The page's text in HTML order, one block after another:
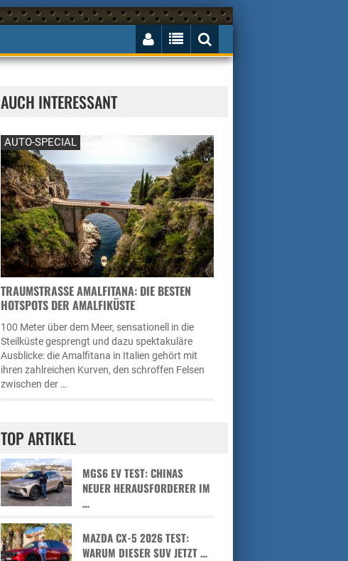
AUCH INTERESSANT
AUTO-SPECIAL
TRAUMSTRASSE AMALFITANA: DIE BESTEN H
OTSPOTS DER AMALFIKÜSTE
100 Meter über dem Meer, sensationell in die
Steilküste gesprengt und dazu spektakuläre
Ausblicke: die Amalfitana in Italien gehört mit
ihren zahlreichen Kurven, den schroffen Felsen
zwischen der …
TOP ARTIKEL
MGS6 EV TEST: CHINAS
NEUER HERAUSFORDERER IM
…
MAZDA CX-5 2026 TEST:
WARUM DIESER SUV JETZT …